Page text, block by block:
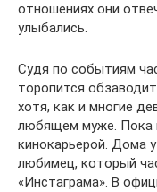
отношениях они
улыбались.
Судя по событиям
торопится
хотя, как и многие
любящем муже. Пока
кинокарьерой. Дома
любимец, который
«Инстаграма». В